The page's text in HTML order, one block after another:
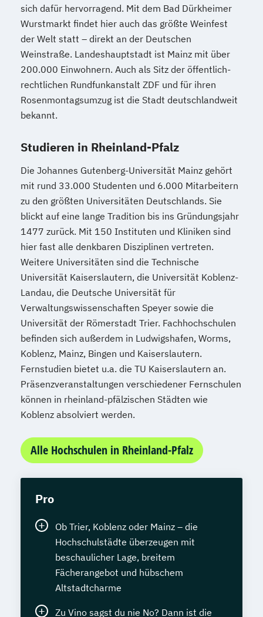
sich dafür hervorragend. Mit dem Bad Dürkheimer
Wurstmarkt findet hier auch das größte Weinfest
der Welt statt – direkt an der Deutschen
Weinstraße. Landeshauptstadt ist Mainz mit über
200.000 Einwohnern. Auch als Sitz der öffentlich-
rechtlichen Rundfunkanstalt ZDF und für ihren
Rosenmontagsumzug ist die Stadt deutschlandweit
bekannt.
Studieren in Rheinland-Pfalz
Die Johannes Gutenberg-Universität Mainz gehört
mit rund 33.000 Studenten und 6.000 Mitarbeitern
zu den größten Universitäten Deutschlands. Sie
blickt auf eine lange Tradition bis ins Gründungsjahr
1477 zurück. Mit 150 Instituten und Kliniken sind
hier fast alle denkbaren Disziplinen vertreten.
Weitere Universitäten sind die Technische
Universität Kaiserslautern, die Universität Koblenz-
Landau, die Deutsche Universität für
Verwaltungswissenschaften Speyer sowie die
Universität der Römerstadt Trier. Fachhochschulen
befinden sich außerdem in Ludwigshafen, Worms,
Koblenz, Mainz, Bingen und Kaiserslautern.
Fernstudien bietet u.a. die TU Kaiserslautern an.
Präsenzveranstaltungen verschiedener Fernschulen
können in rheinland-pfälzischen Städten wie
Koblenz absolviert werden.
Alle Hochschulen in Rheinland-Pfalz
Pro
Ob Trier, Koblenz oder Mainz – die
Hochschulstädte überzeugen mit
beschaulicher Lage, breitem
Fächerangebot und hübschem
Altstadtcharme
Zu Vino sagst du nie No? Dann ist die